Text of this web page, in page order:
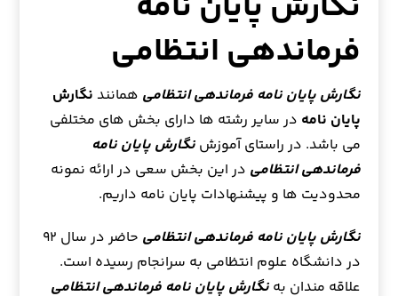
فرماندهی انتظامی
نگارش پایان نامه فرماندهی انتظامی همانند نگارش
پایان نامه در سایر رشته ها دارای بخش های مختلفی
می باشد. در راستای آموزشنگارش پایان نامه
فرماندهی انتظامی در این بخش سعی در ارائه نمونه
محدودیت ها و پیشنهادات پایان نامه داریم.
نگارش پایان نامه فرماندهی انتظامی
حاضر در سال ۹۲
در دانشگاه علوم انتظامی به سرانجام رسیده است.
علاقه مندان بهنگارش پایان نامه فرماندهی انتظامی